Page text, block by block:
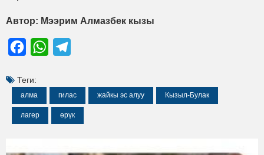
Автор: Мээрим Алмазбек кызы
FacebookWhatsApp
Теги:
алма гилас жайкы эс алуу Кызыл-Булак
лагер өрүк